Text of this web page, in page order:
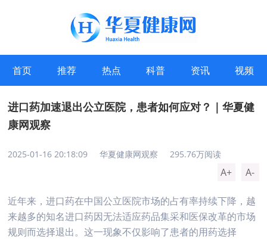
首页 推荐 热点 科普 资讯 视频
进口药加速退出公立医院，患者如何应对？｜华夏健
康网观察
2025-01-16 20:18:09 华夏健康网观察 295.76万阅读
A+ A-
近年来，进口药在中国公立医院市场的占有率持续下降，越
来越多的知名进口药因无法适应药品集采和医保改革的市场
规则而选择退出。这一现象不仅影响了患者的用药选择